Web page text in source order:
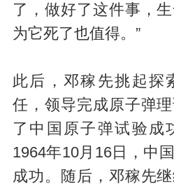
了，做好了这件事，
为它死了也值得。”
此后，邓稼先挑起探
任，领导完成原子弹
了中国原子弹试验成
1964年10月16日，中
成功。随后，邓稼先